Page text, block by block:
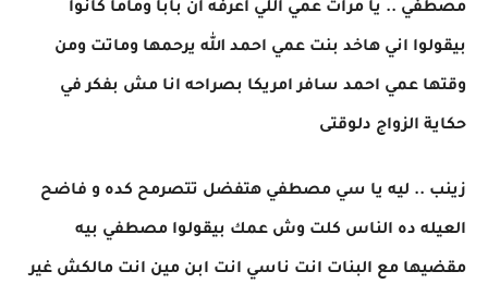
مصطفي .. يا مرات عمي اللي اعرفه ان بابا وماما كانوا
بيقولوا اني هاخد بنت عمي احمد الله يرحمها وماتت ومن
وقتها عمي احمد سافر امريكا بصراحه انا مش بفكر في
حكاية الزواج دلوقتى
زينب .. ليه يا سي مصطفي هتفضل تتصرمح كده و فاضح
العيله ده الناس كلت وش عمك بيقولوا مصطفي بيه
مقضيها مع البنات انت ناسي انت ابن مين انت مالكش غير